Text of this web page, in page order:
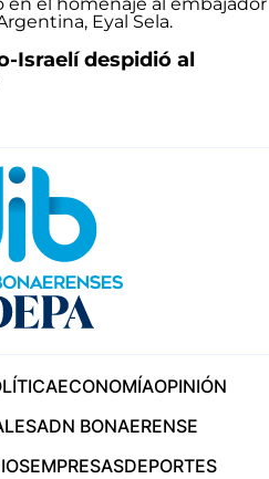
Israelí despidió al
ECONOMÍAOPINIÓN
ADN BONAERENSE
EMPRESASDEPORTES